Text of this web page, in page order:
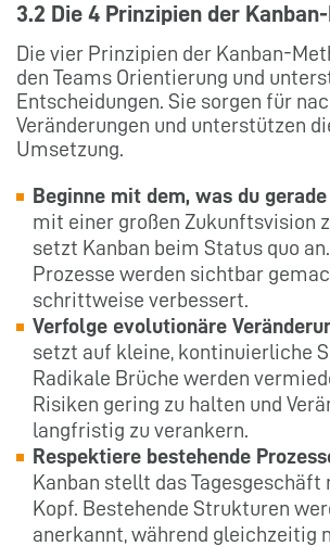
3.2 Die 4 Prinzipien der
Die vier Prinzipien der Kanban-
den Teams Orientierung und
Entscheidungen. Sie sorgen für
Veränderungen und unterstützen
Umsetzung.
Beginne mit dem, was du
mit einer großen Zukunftsvision
setzt Kanban beim Status quo
Prozesse werden sichtbar
schrittweise verbessert.
Verfolge evolutionäre
setzt auf kleine, kontinuierliche
Radikale Brüche werden
Risiken gering zu halten und
langfristig zu verankern.
Respektiere bestehende
Kanban stellt das Tagesgeschäft
Kopf. Bestehende Strukturen
anerkannt, während gleichzeitig